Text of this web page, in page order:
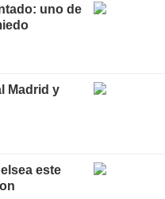
uno de
Madrid y
este